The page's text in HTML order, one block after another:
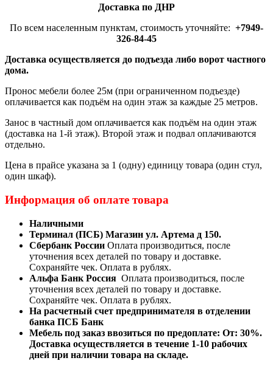
Доставка по ДНР
По всем населенным пунктам, стоимость уточняйте: +7949-
326-84-45
Доставка осуществляется до подъезда либо ворот частного
дома.
Пронос мебели более 25м (при ограниченном подъезде)
оплачивается как подъём на один этаж за каждые 25 метров.
Занос в частный дом оплачивается как подъём на один этаж
(доставка на 1-й этаж). Второй этаж и подвал оплачиваются
отдельно.
Цена в прайсе указана за 1 (одну) единицу товара (один стул,
один шкаф).
Информация об оплате товара
Наличными
Терминал (ПСБ) Магазин ул. Артема д 150.
Сбербанк России Оплата производиться, после
уточнения всех деталей по товару и доставке.
Сохраняйте чек. Оплата в рублях.
Альфа Банк Россия Оплата производиться, после
уточнения всех деталей по товару и доставке.
Сохраняйте чек. Оплата в рублях.
На расчетный счет предпринимателя в отделении
банка ПСБ Банк
Мебель под заказ ввозиться по предоплате: От: 30%.
Доставка осуществляется в течение 1-10 рабочих
дней при наличии товара на складе.